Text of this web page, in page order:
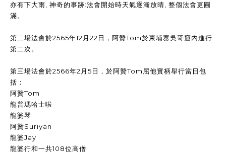
亦有下大雨, 神奇的事跡:法會開始時天氣逐漸放晴, 整個法會更圓
滿。
第二場法會於2565年12月22日，阿贊Tom於柬埔寨吳哥窟內進行
第二次。
第三場法會於2566年2月5日，於阿贊Tom屈他實柄舉行當日包
括：
阿贊Tom
龍普瑪哈士啦
龍婆琴
阿贊Suriyan
龍婆Jay
龍婆行和一共108位高僧